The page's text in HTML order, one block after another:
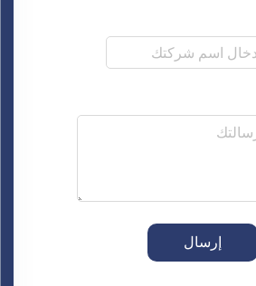
إرسال